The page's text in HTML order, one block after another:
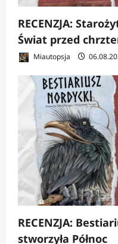
RECENZJA:
Świat przed
Miautopsja
RECENZJA:
stworzyła Północ